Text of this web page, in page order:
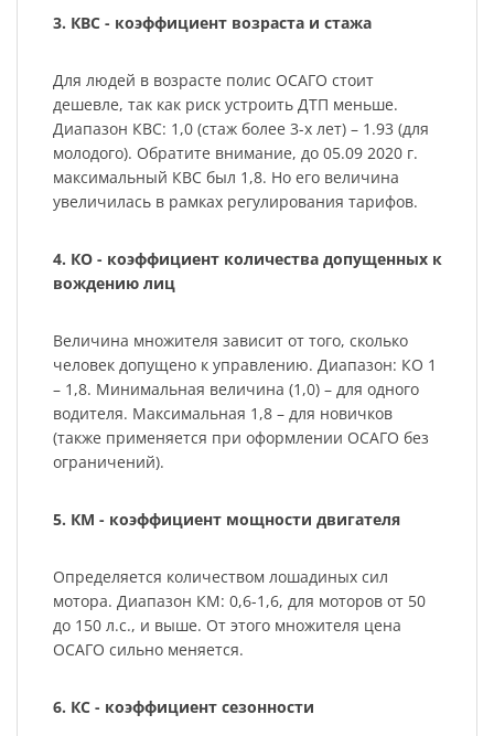
3. КВС - коэффициент возраста и стажа
Для людей в возрасте полис ОСАГО стоит
дешевле, так как риск устроить ДТП меньше.
Диапазон КВС: 1,0 (стаж более 3-х лет) – 1.93 (для
молодого). Обратите внимание, до 05.09 2020 г.
максимальный КВС был 1,8. Но его величина
увеличилась в рамках регулирования тарифов.
4. КО - коэффициент количества допущенных к
вождению лиц
Величина множителя зависит от того, сколько
человек допущено к управлению. Диапазон: КО 1
– 1,8. Минимальная величина (1,0) – для одного
водителя. Максимальная 1,8 – для новичков
(также применяется при оформлении ОСАГО без
ограничений).
5. КМ - коэффициент мощности двигателя
Определяется количеством лошадиных сил
мотора. Диапазон КМ: 0,6-1,6, для моторов от 50
до 150 л.с., и выше. От этого множителя цена
ОСАГО сильно меняется.
6. КС - коэффициент сезонности